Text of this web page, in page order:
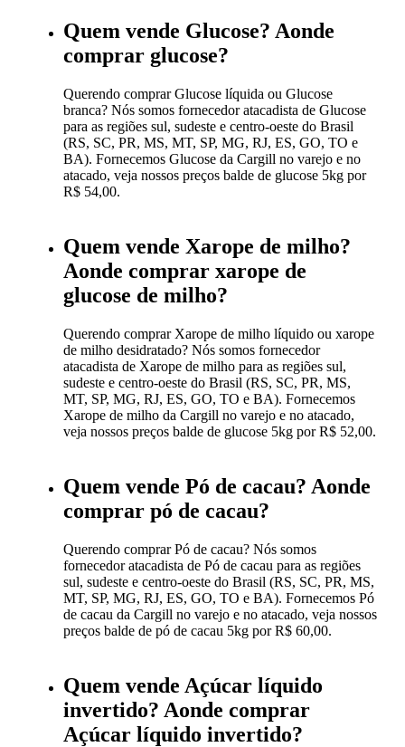
Quem vende Glucose? Aonde
comprar glucose?
Querendo comprar Glucose líquida ou Glucose
branca? Nós somos fornecedor atacadista de Glucose
para as regiões sul, sudeste e centro-oeste do Brasil
(RS, SC, PR, MS, MT, SP, MG, RJ, ES, GO, TO e
BA). Fornecemos Glucose da Cargill no varejo e no
atacado, veja nossos preços balde de glucose 5kg por
R$ 54,00.
Quem vende Xarope de milho?
Aonde comprar xarope de
glucose de milho?
Querendo comprar Xarope de milho líquido ou xarope
de milho desidratado? Nós somos fornecedor
atacadista de Xarope de milho para as regiões sul,
sudeste e centro-oeste do Brasil (RS, SC, PR, MS,
MT, SP, MG, RJ, ES, GO, TO e BA). Fornecemos
Xarope de milho da Cargill no varejo e no atacado,
veja nossos preços balde de glucose 5kg por R$ 52,00.
Quem vende Pó de cacau? Aonde
comprar pó de cacau?
Querendo comprar Pó de cacau? Nós somos
fornecedor atacadista de Pó de cacau para as regiões
sul, sudeste e centro-oeste do Brasil (RS, SC, PR, MS,
MT, SP, MG, RJ, ES, GO, TO e BA). Fornecemos Pó
de cacau da Cargill no varejo e no atacado, veja nossos
preços balde de pó de cacau 5kg por R$ 60,00.
Quem vende Açúcar líquido
invertido? Aonde comprar
Açúcar líquido invertido?